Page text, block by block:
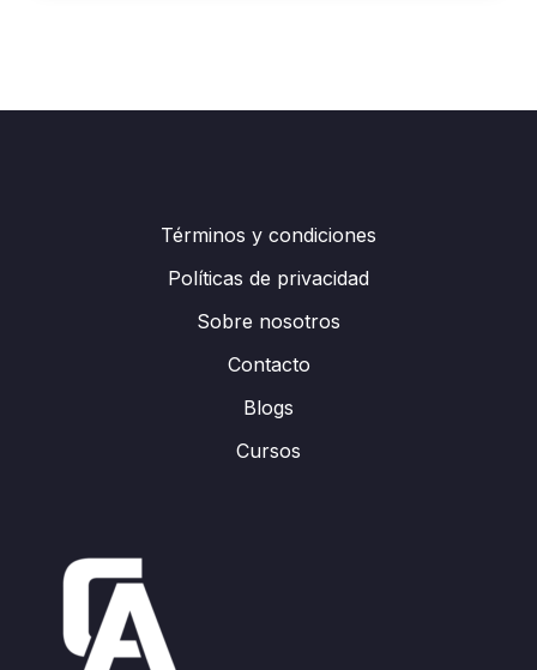
Términos y condiciones
Políticas de privacidad
Sobre nosotros
Contacto
Blogs
Cursos